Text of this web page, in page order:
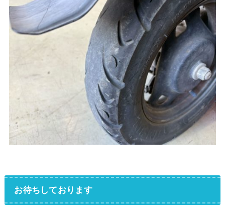
お待ちしております